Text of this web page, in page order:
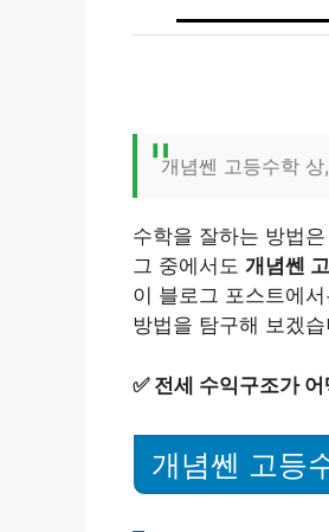
개념쎈 고등수학
수학을 잘하는 방법
그 중에서도 개념쎈
이 블로그 포스트에
방법을 탐구해 보겠
✅ 전세 수익구조가
개념쎈 고등